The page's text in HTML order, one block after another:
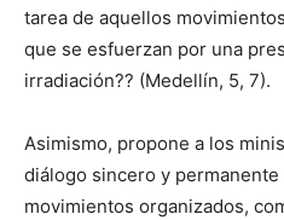
tarea de aquellos
que se esfuerzan por una
irradiación?? (Medellín, 5, 7).
Asimismo, propone a los
diálogo sincero y
movimientos organizados,